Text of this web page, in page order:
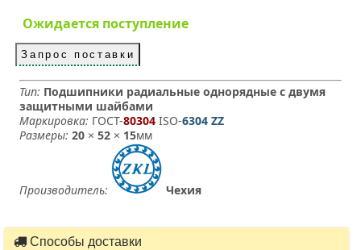
Ожидается поступление
Запрос поставки
Тип: Подшипники радиальные однорядные с двумя
защитными шайбами
Маркировка: ГОСТ-80304 ­ ISO-6304 ZZ
Размеры: 20 ×52 × 15мм
Производитель: Чехия
Способы доставки